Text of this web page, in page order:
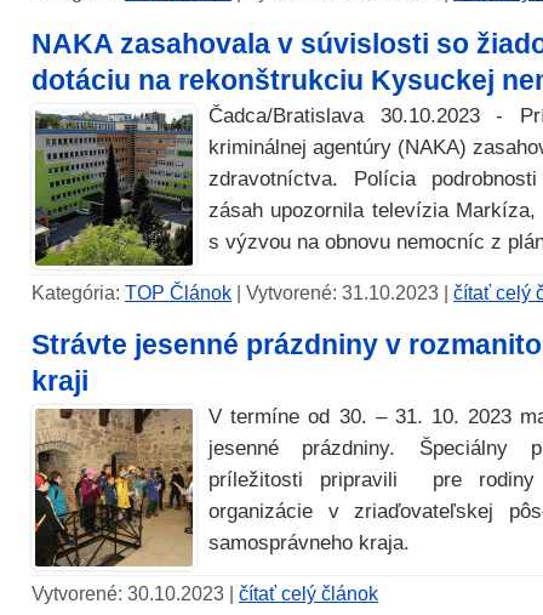
NAKA zasahovala v súvislosti so
dotáciu na rekonštrukciu Kysuckej
Čadca/Bratislava 30.10.2023 -
kriminálnej agentúry (NAKA)
zdravotníctva. Polícia
zásah upozornila televízia
s výzvou na obnovu nemocníc z
Kategória: TOP Článok | Vytvorené: 31.10.2023 | čítať celý
Strávte jesenné prázdniny v
kraji
V termíne od 30. – 31. 10. 2023
jesenné prázdniny. Špeciálny
príležitosti pripravili pre
organizácie v zriaďovateľskej
samosprávneho kraja.
Vytvorené: 30.10.2023 | čítať celý článok